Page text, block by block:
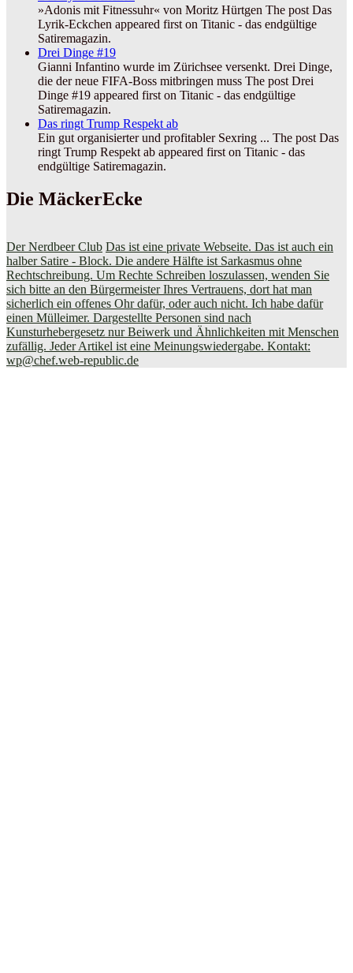
»Adonis mit Fitnessuhr« von Moritz Hürtgen The post Das
Lyrik-Eckchen appeared first on Titanic - das endgültige
Satiremagazin.
Drei Dinge #19
Gianni Infantino wurde im Zürichsee versenkt. Drei Dinge,
die der neue FIFA-Boss mitbringen muss The post Drei
Dinge #19 appeared first on Titanic - das endgültige
Satiremagazin.
Das ringt Trump Respekt ab
Ein gut organisierter und profitabler Sexring ... The post Das
ringt Trump Respekt ab appeared first on Titanic - das
endgültige Satiremagazin.
Die MäckerEcke
Der Nerdbeer Club Das ist eine private Webseite. Das ist auch ein
halber Satire - Block. Die andere Hälfte ist Sarkasmus ohne
Rechtschreibung. Um Rechte Schreiben loszulassen, wenden Sie
sich bitte an den Bürgermeister Ihres Vertrauens, dort hat man
sicherlich ein offenes Ohr dafür, oder auch nicht. Ich habe dafür
einen Mülleimer. Dargestellte Personen sind nach
Kunsturhebergesetz nur Beiwerk und Ähnlichkeiten mit Menschen
zufällig. Jeder Artikel ist eine Meinungswiedergabe. Kontakt:
wp@chef.web-republic.de